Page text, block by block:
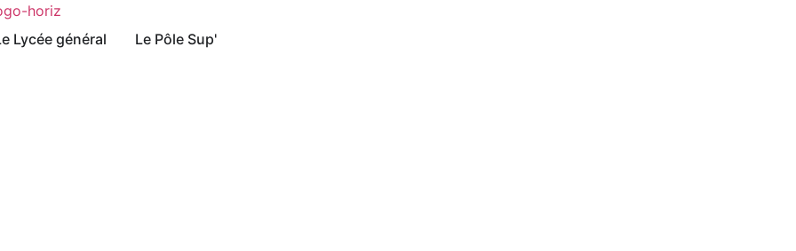
Lycée général Le Pôle Sup'